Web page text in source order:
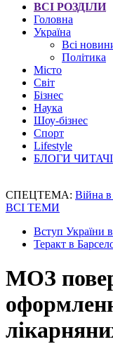
ВСІ РОЗДІЛИ
Головна
Україна
Всі
Політика
Місто
Світ
Бізнес
Наука
Шоу-бізнес
Спорт
Lifestyle
БЛОГИ
СПЕЦТЕМА: Війна в
ВСІ ТЕМИ
Вступ України
Теракт в
МОЗ